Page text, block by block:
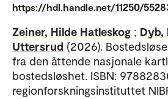
https://hdl.handle.net/11250/
Zeiner, Hilde Hatleskog ; Dyb,
Uttersrud (2026).
fra den åttende nasjonale
bostedsløshet. ISBN:
regionforskningsinstituttet